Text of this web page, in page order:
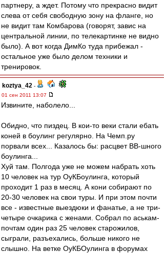
партнеру, а ждет. Потому что прекрасно видит
слева от себя свободную зону на фланге, но
не видит там Комбарова (говорят, завис на
центральной линии, по телекартинке не видно
было). А вот когда ДимКо туда прибежал -
остальное уже было делом техники и
тренировок.
koztya_42 -
01 сен 2011 13:07
Извините, наболело...
Обидно, что пиздец. В кои-то веки стали ебать
коней в боулинг регулярно. На Чемп.ру
порвали всех... Казалось бы: расцвет ВВ-шного
боулинга...
Хуй там. Полгода уже не можем набрать хоть
10 человек на тур ОуКБоулинга, который
проходит 1 раз в месяц. А кони собирают по
20-30 человек на свои туры. И при этом почти
все - известные выездюки и фанатье, а не три-
четыре очкарика с женами. Собрал по аськам-
почтам один раз 25 человек старожилов,
сыграли, разъехались, больше никого не
слышно. На ветке ОуКБОулинга в форумах